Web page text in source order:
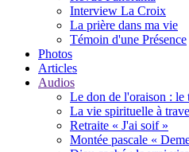
Interview La Croix
La prière dans ma vie
Témoin d'une Présence
Photos
Articles
Audios
Le don de l'oraison : le
La vie spirituelle à
Retraite « J'ai soif »
Montée pascale «